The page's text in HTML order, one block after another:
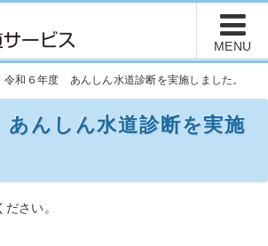
令和６年度 あんしん水道診断を実施しました。
んしん水道診断を実施
さい。